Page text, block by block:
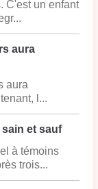
C'est un enfant
aura
aura
l...
et sauf
à témoins
trois...